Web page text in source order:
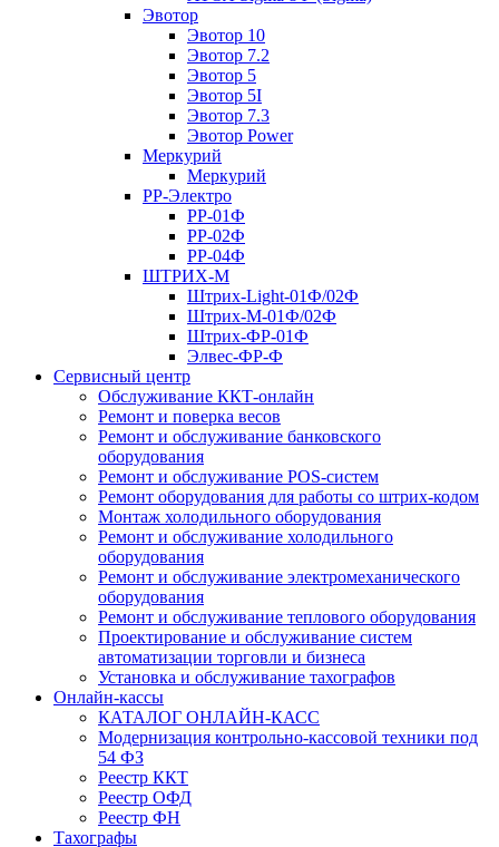
Эвотор
Эвотор 10
Эвотор 7.2
Эвотор 5
Эвотор 5I
Эвотор 7.3
Эвотор Power
Меркурий
Меркурий
РР-Электро
РР-01Ф
РР-02Ф
РР-04Ф
ШТРИХ-М
Штрих-Light-01Ф/02Ф
Штрих-М-01Ф/02Ф
Штрих-ФР-01Ф
Элвес-ФР-Ф
Сервисный центр
Обслуживание ККТ-онлайн
Ремонт и поверка весов
Ремонт и обслуживание банковского
оборудования
Ремонт и обслуживание POS-систем
Ремонт оборудования для работы со штрих-кодом
Монтаж холодильного оборудования
Ремонт и обслуживание холодильного
оборудования
Ремонт и обслуживание электромеханического
оборудования
Ремонт и обслуживание теплового оборудования
Проектирование и обслуживание систем
автоматизации торговли и бизнеса
Установка и обслуживание тахографов
Онлайн-кассы
КАТАЛОГ ОНЛАЙН-КАСС
Модернизация контрольно-кассовой техники под
54 ФЗ
Реестр ККТ
Реестр ОФД
Реестр ФН
Тахографы